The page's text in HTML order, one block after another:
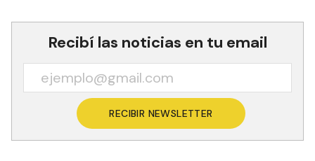
Recibí las noticias en tu email
RECIBIR NEWSLETTER